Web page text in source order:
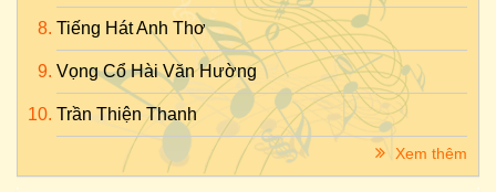
Tiếng Hát Anh Thơ
Vọng Cổ Hài Văn Hường
Trần Thiện Thanh
Xem thêm